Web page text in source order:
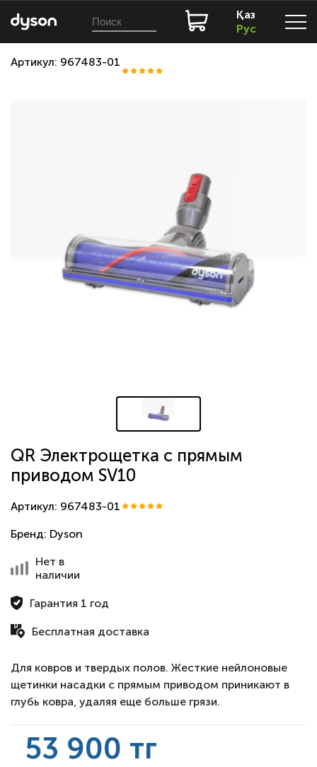
Қаз
Рус
Артикул: 967483-01
QR Электрощетка с прямым
приводом SV10
Артикул: 967483-01
Бренд: Dyson
Нет в
наличии
Гарантия 1 год
Бесплатная доставка
Для ковров и твердых полов. Жесткие нейлоновые
щетинки насадки с прямым приводом приникают в
глубь ковра, удаляя еще больше грязи.
53 900 тг